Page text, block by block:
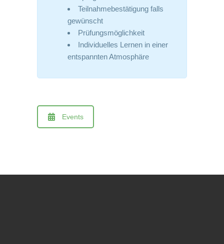
Teilnahmebestätigung falls
gewünscht
Prüfungsmöglichkeit
Individuelles Lernen in einer
entspannten Atmosphäre
Events